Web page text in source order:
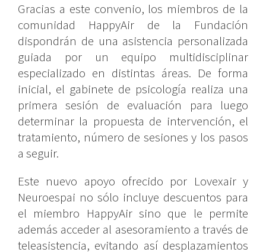
Gracias a este convenio, los miembros de la
comunidad HappyAir de la Fundación
dispondrán de una asistencia personalizada
guiada por un equipo multidisciplinar
especializado en distintas áreas. De forma
inicial, el gabinete de psicología realiza una
primera sesión de evaluación para luego
determinar la propuesta de intervención, el
tratamiento, número de sesiones y los pasos
a seguir.
Este nuevo apoyo ofrecido por Lovexair y
Neuroespai no sólo incluye descuentos para
el miembro HappyAir sino que le permite
además acceder al asesoramiento a través de
teleasistencia, evitando así desplazamientos